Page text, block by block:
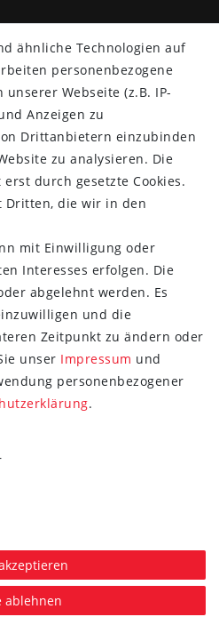
MwSt. zzgl. Versand.
entsprechen dem UVP des
ähnliche Technologien auf
personenbezogene
Webseite (z.B. IP-
Anzeigen zu
Drittanbietern einzubinden
zu analysieren. Die
durch gesetzte Cookies.
Dritten, die wir in den
mit Einwilligung oder
Interesses erfolgen. Die
abgelehnt werden. Es
und die
Zeitpunkt zu ändern oder
unser Impressum und
personenbezogener
.
ablehnen